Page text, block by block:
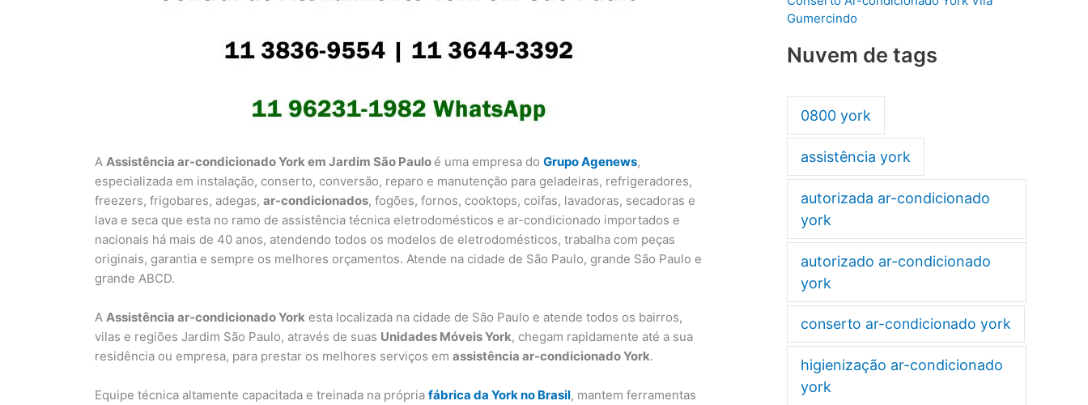
A Assistência ar-condicionado York em Jardim São Paulo é uma empresa do Grupo Agenews,
especializada em instalação, conserto, conversão, reparo e manutenção para geladeiras, refrigeradores,
freezers, frigobares, adegas, ar-condicionados, fogões, fornos, cooktops, coifas, lavadoras, secadoras e
lava e seca que esta no ramo de assistência técnica eletrodomésticos e ar-condicionado importados e
nacionais há mais de 40 anos, atendendo todos os modelos de eletrodomésticos, trabalha com peças
originais, garantia e sempre os melhores orçamentos. Atende na cidade de São Paulo, grande São Paulo e
grande ABCD.
A Assistência ar-condicionado York esta localizada na cidade de São Paulo e atende todos os bairros,
vilas e regiões Jardim São Paulo, através de suas Unidades Móveis York, chegam rapidamente até a sua
residência ou empresa, para prestar os melhores serviços em assistência ar-condicionado York.
Equipe técnica altamente capacitada e treinada na própria fábrica da York no Brasil, mantem ferramentas
Gumercindo
Nuvem de tags
0800 york
assistência york
autorizada ar-condicionado
york
autorizado ar-condicionado
york
conserto ar-condicionado york
higienização ar-condicionado
york